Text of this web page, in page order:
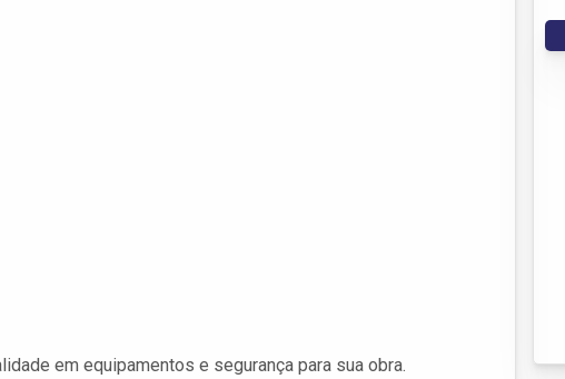
em equipamentos e segurança para sua obra.